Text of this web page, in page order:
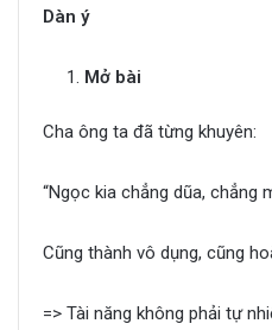
Dàn ý
Mở bài
Cha ông ta đã từng khuyên:
“Ngọc kia chẳng dũa, chẳng
Cũng thành vô dụng, cũng
=> Tài năng không phải tự